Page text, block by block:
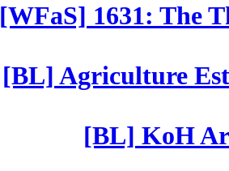
[WFaS] 1631: The
[BL] Agriculture
[BL] KoH